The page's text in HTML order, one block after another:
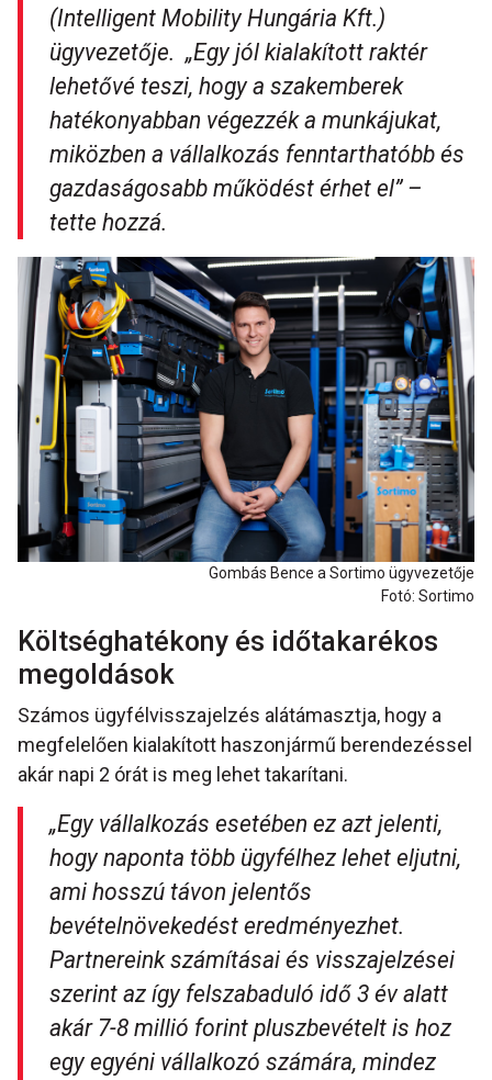
(Intelligent Mobility Hungária Kft.)
ügyvezetője. „Egy jól kialakított raktér
lehetővé teszi, hogy a szakemberek
hatékonyabban végezzék a munkájukat,
miközben a vállalkozás fenntarthatóbb és
gazdaságosabb működést érhet el”–
tette hozzá.
Gombás Bence a Sortimo ügyvezetője
Fotó: Sortimo
Költséghatékony és időtakarékos
megoldások
Számos ügyfélvisszajelzés alátámasztja, hogy a
megfelelően kialakított haszonjármű berendezéssel
akár napi 2 órát is meg lehet takarítani.
„Egy vállalkozás esetében ez azt jelenti,
hogy naponta több ügyfélhez lehet eljutni,
ami hosszú távon jelentős
bevételnövekedést eredményezhet.
Partnereink számításai és visszajelzései
szerint az így felszabaduló idő 3 év alatt
akár 7-8 millió forint pluszbevételt is hoz
egy egyéni vállalkozó számára, mindez